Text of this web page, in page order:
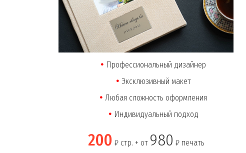
Профессиональный дизайнер
Эксклюзивный макет
Любая сложность оформления
Индивидуальный подход
200 ₽ стр. + от 980 ₽ печать